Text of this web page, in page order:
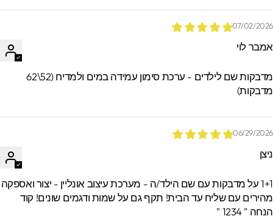
07/02/
לוי
מדבקות שם לילדים - ערכת סימון עמידה במים ולמדיח (52\62
06/29/
1+1 על מדבקות עם שם הילד/ה - מערכת עיצוב אונליין - יצור ואספקה
עם שליח עד הבית! תקף גם על שמות ודגמים שונים! קוד
" 1234 "